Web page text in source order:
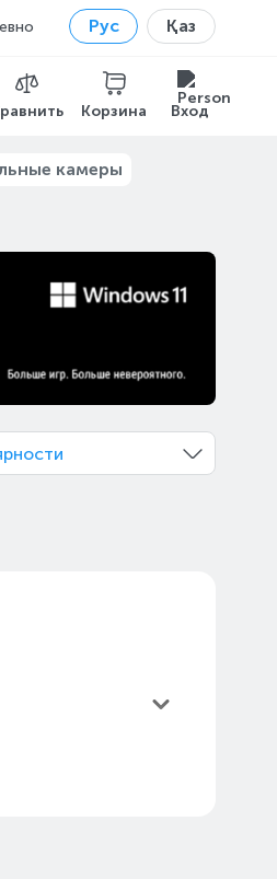
Рус Қаз
Корзина Вход
камеры